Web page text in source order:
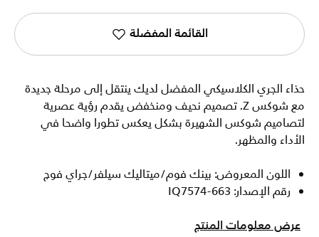
القائمة المفضلة
حذاء الجري الكلاسيكي المفضل لديك ينتقل إلى مرحلة جديدة
مع شوكس Z. تصميم نحيف ومنخفض يقدم رؤية عصرية
لتصاميم شوكس الشهيرة بشكل يعكس تطورا واضحا في
الأداء والمظهر.
اللون المعروض: بينك فوم/ميتاليك سيلفر/جراي فوج
رقم الإصدار: IQ7574-663
عرض معلومات المنتج